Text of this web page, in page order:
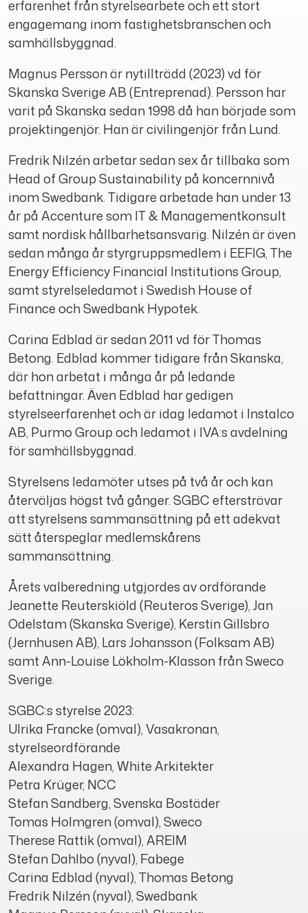
erfarenhet från styrelsearbete och ett stort
engagemang inom fastighetsbranschen och
samhällsbyggnad.
Magnus Persson är nytillträdd (2023) vd för
Skanska Sverige AB (Entreprenad). Persson har
varit på Skanska sedan 1998 då han började som
projektingenjör. Han är civilingenjör från Lund.
Fredrik Nilzén arbetar sedan sex år tillbaka som
Head of Group Sustainability på koncernnivå
inom Swedbank. Tidigare arbetade han under 13
år på Accenture som IT & Managementkonsult
samt nordisk hållbarhetsansvarig. Nilzén är även
sedan många år styrgruppsmedlem i EEFIG, The
Energy Efficiency Financial Institutions Group,
samt styrelseledamot i Swedish House of
Finance och Swedbank Hypotek.
Carina Edblad är sedan 2011 vd för Thomas
Betong. Edblad kommer tidigare från Skanska,
där hon arbetat i många år på ledande
befattningar. Även Edblad har gedigen
styrelseerfarenhet och är idag ledamot i Instalco
AB, Purmo Group och ledamot i IVA:s avdelning
för samhällsbyggnad.
Styrelsens ledamöter utses på två år och kan
återväljas högst två gånger. SGBC eftersträvar
att styrelsens sammansättning på ett adekvat
sätt återspeglar medlemskårens
sammansättning.
Årets valberedning utgjordes av ordförande
Jeanette Reuterskiöld (Reuteros Sverige), Jan
Odelstam (Skanska Sverige), Kerstin Gillsbro
(Jernhusen AB), Lars Johansson (Folksam AB)
samt Ann-Louise Lökholm-Klasson från Sweco
Sverige.
SGBC:s styrelse 2023:
Ulrika Francke (omval), Vasakronan,
styrelseordförande
Alexandra Hagen, White Arkitekter
Petra Krüger, NCC
Stefan Sandberg, Svenska Bostäder
Tomas Holmgren (omval), Sweco
Therese Rattik (omval), AREIM
Stefan Dahlbo (nyval), Fabege
Carina Edblad (nyval), Thomas Betong
Fredrik Nilzén (nyval), Swedbank